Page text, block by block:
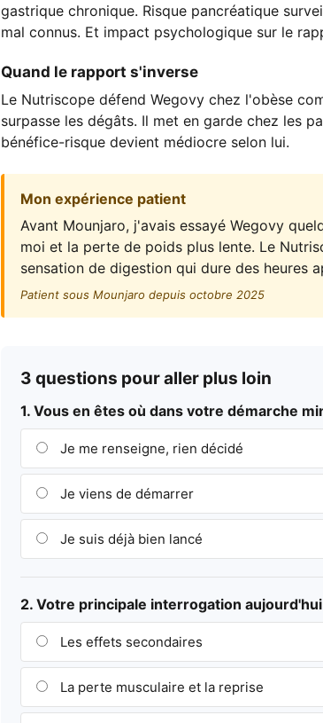
gastrique chronique. Risque pancréatique
mal connus. Et impact psychologique sur le
Quand le rapport s'inverse
Le Nutriscope défend Wegovy chez l'obèse
surpasse les dégâts. Il met en garde chez les
bénéfice-risque devient médiocre selon lui.
Mon expérience patient
Avant Mounjaro, j'avais essayé Wegovy
moi et la perte de poids plus lente. Le
sensation de digestion qui dure des heures
Patient sous Mounjaro depuis octobre 2025
3 questions pour aller plus loin
1. Vous en êtes où dans votre démarche
Je me renseigne, rien décidé
Je viens de démarrer
Je suis déjà bien lancé
2. Votre principale interrogation
Les effets secondaires
La perte musculaire et la reprise